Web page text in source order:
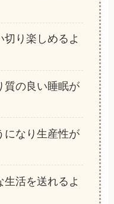
り楽しめるよ
質の良い睡眠が
になり生産性が
活を送れるよ